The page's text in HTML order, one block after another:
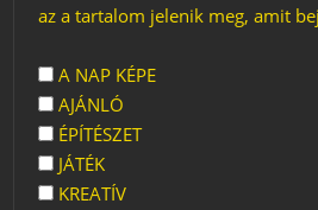
az a tartalom jelenik meg, amit
A NAP KÉPE
AJÁNLÓ
ÉPÍTÉSZET
JÁTÉK
KREATÍV